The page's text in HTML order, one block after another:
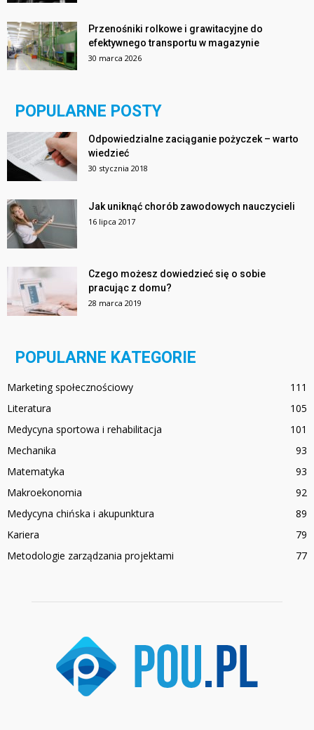
Przenośniki rolkowe i grawitacyjne do
efektywnego transportu w magazynie
30 marca 2026
POPULARNE POSTY
Odpowiedzialne zaciąganie pożyczek – warto
wiedzieć
30 stycznia 2018
Jak uniknąć chorób zawodowych nauczycieli
16 lipca 2017
Czego możesz dowiedzieć się o sobie
pracując z domu?
28 marca 2019
POPULARNE KATEGORIE
Marketing społecznościowy
111
Literatura
105
Medycyna sportowa i rehabilitacja
101
Mechanika
93
Matematyka
93
Makroekonomia
92
Medycyna chińska i akupunktura
89
Kariera
79
Metodologie zarządzania projektami
77